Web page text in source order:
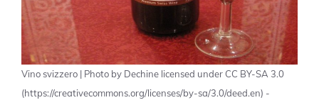
Vino svizzero | Photo by Dechine licensed under CC BY-SA 3.0
(https://creativecommons.org/licenses/by-sa/3.0/deed.en) -